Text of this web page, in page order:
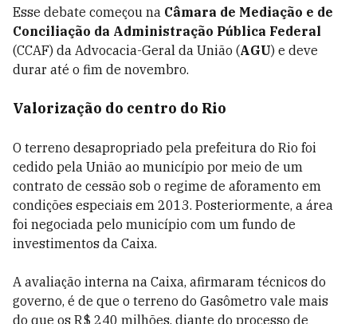
Esse debate começou na Câmara de Mediação e de
Conciliação da Administração Pública Federal
(CCAF) da Advocacia-Geral da União (AGU) e deve
durar até o fim de novembro.
Valorização do centro do Rio
O terreno desapropriado pela prefeitura do Rio foi
cedido pela União ao município por meio de um
contrato de cessão sob o regime de aforamento em
condições especiais em 2013. Posteriormente, a área
foi negociada pelo município com um fundo de
investimentos da Caixa.
A avaliação interna na Caixa, afirmaram técnicos do
governo, é de que o terreno do Gasômetro vale mais
do que os R$ 240 milhões, diante do processo de